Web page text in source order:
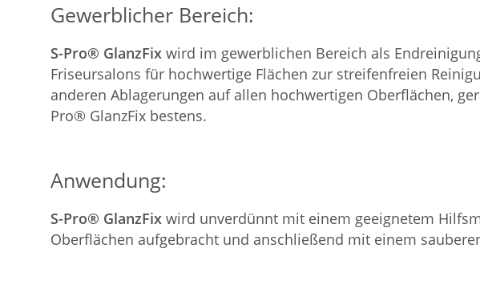
Gewerblicher Bereich:
S-Pro® GlanzFix wird im gewerblichen Bereich als
Friseursalons für hochwertige Flächen zur streifenfreien
anderen Ablagerungen auf allen hochwertigen Oberflächen,
Pro® GlanzFix bestens.
Anwendung:
S-Pro® GlanzFix wird unverdünnt mit einem geeignetem
Oberflächen aufgebracht und anschließend mit einem